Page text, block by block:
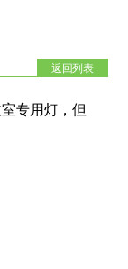
返回列表
专用灯，但